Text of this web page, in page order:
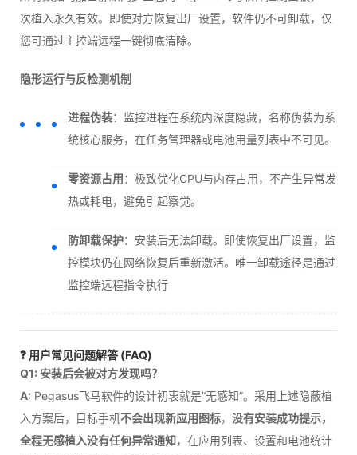
次植入永久有效。即使对方恢复出厂设置，软件仍不可卸载，仅
您可通过主控端远程一键彻底清除。
隐形运行与反检测机制
进程伪装：监控进程在系统内深度隐藏，名称伪装为系
统核心服务，在任务管理器或电池用量列表中不可见。
零资源占用：极致优化CPU与内存占用，不产生异常发
热或耗电，避免引起察觉。
防卸载保护：安装后无法卸载。即使恢复出厂设置，监
控模块仍在网络恢复后重新激活。唯一卸载途径是通过
监控端远程指令执行
❓ 用户常见问题解答 (FAQ)
Q1: 安装后会被对方发现吗？
A: Pegasus飞马软件的设计初衷就是“无感知”。采用上述隐蔽植
入方案后，目标手机不会出现新应用图标， 没有安装成功提示，
全程无感植入没有任何异常通知，在应用列表、设置和电池统计